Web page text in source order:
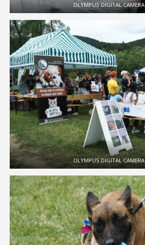
OLYMPUS DIGITAL CAMERA
OLYMPUS DIGITAL CAMERA